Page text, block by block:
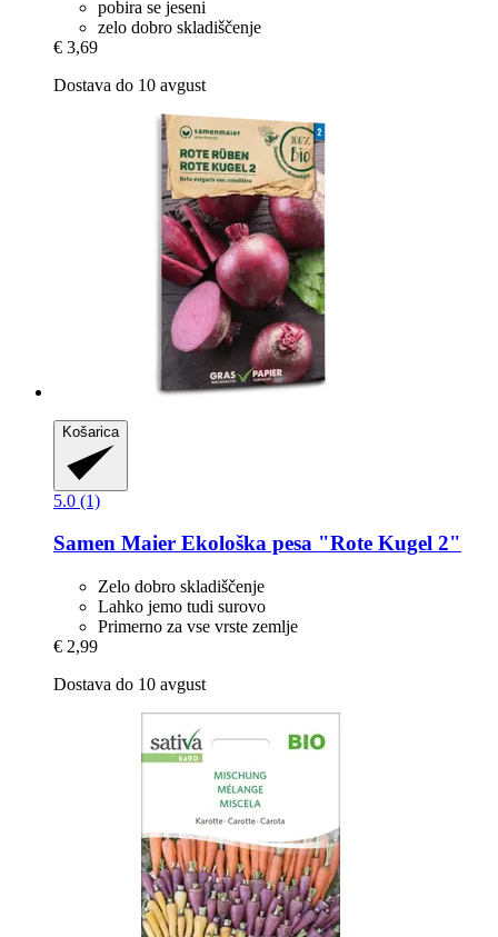
pobira se jeseni
zelo dobro skladiščenje
€ 3,69
Dostava do 10 avgust
Košarica
5.0 (1)
Samen Maier Ekološka pesa "Rote Kugel 2"
Zelo dobro skladiščenje
Lahko jemo tudi surovo
Primerno za vse vrste zemlje
€ 2,99
Dostava do 10 avgust